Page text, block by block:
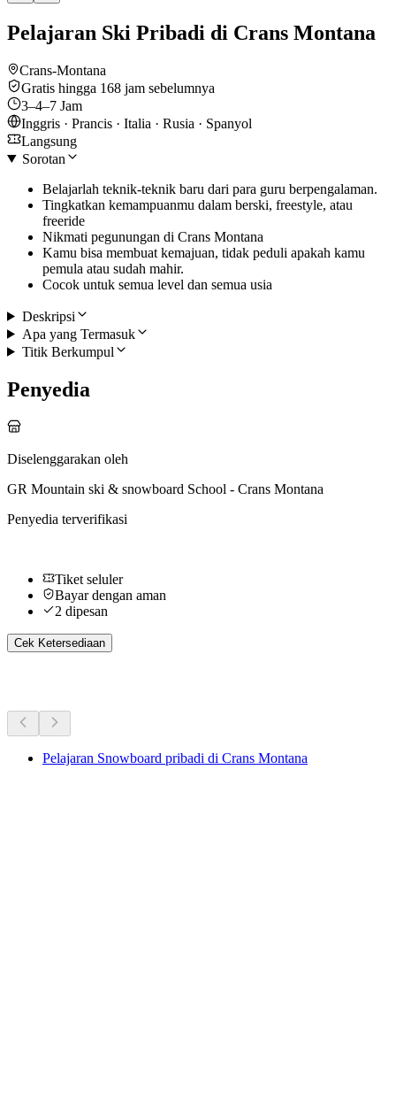
Pelajaran Ski Pribadi di Crans Montana
Crans-Montana
Gratis hingga 168 jam sebelumnya
3–4–7 Jam
Inggris · Prancis · Italia · Rusia · Spanyol
Langsung
Sorotan
Belajarlah teknik-teknik baru dari para guru berpengalaman.
Tingkatkan kemampuanmu dalam berski, freestyle, atau
freeride
Nikmati pegunungan di Crans Montana
Kamu bisa membuat kemajuan, tidak peduli apakah kamu
pemula atau sudah mahir.
Cocok untuk semua level dan semua usia
Deskripsi
Apa yang Termasuk
Titik Berkumpul
Penyedia
Diselenggarakan oleh
GR Mountain ski & snowboard School - Crans Montana
Penyedia terverifikasi
Tiket seluler
Bayar dengan aman
2 dipesan
Cek Ketersediaan
Pelajaran Snowboard pribadi di Crans Montana